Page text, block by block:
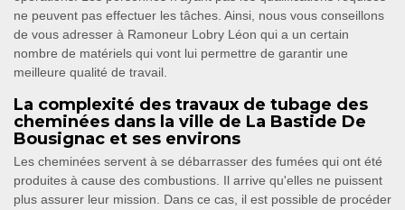
ne peuvent pas effectuer les tâches. Ainsi, nous vous conseillons
de vous adresser à Ramoneur Lobry Léon qui a un certain
nombre de matériels qui vont lui permettre de garantir une
meilleure qualité de travail.
La complexité des travaux de tubage des
cheminées dans la ville de La Bastide De
Bousignac et ses environs
Les cheminées servent à se débarrasser des fumées qui ont été
produites à cause des combustions. Il arrive qu'elles ne puissent
plus assurer leur mission. Dans ce cas, il est possible de procéder